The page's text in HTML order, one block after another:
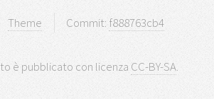
Theme Commit: f888763cb4
è pubblicato con licenza CC-BY-SA.